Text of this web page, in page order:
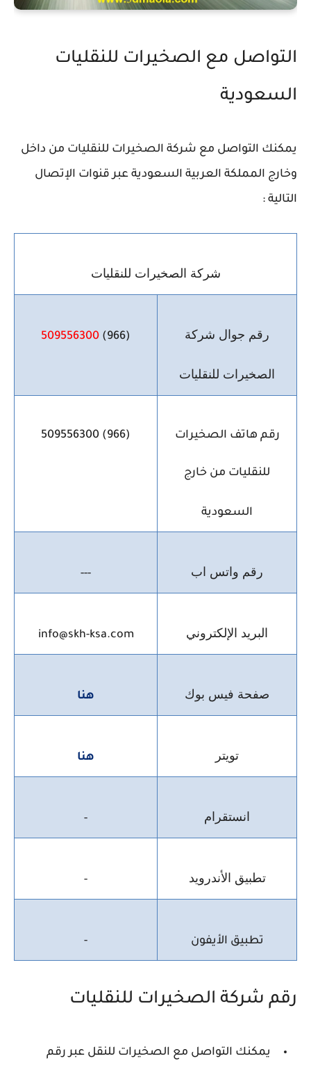
التواصل مع الصخيرات للنقليات
السعودية
يمكنك التواصل مع شركة الصخيرات للنقليات من داخل
وخارج المملكة العربية السعودية عبر قنوات الإتصال
التالية :
شركة الصخيرات للنقليات
رقم جوال شركة
الصخيرات للنقليات
(966)
509556300
رقم هاتف الصخيرات
للنقليات من خارج
السعودية
(966) 509556300
رقم واتس اب ---
البريد الإلكتروني info@skh-ksa.com
صفحة فيس بوك هنا
تويتر هنا
انستقرام -
تطبيق الأندرويد -
تطبيق الأيفون -
رقم شركة الصخيرات للنقليات
يمكنك التواصل مع الصخيرات للنقل عبر رقم